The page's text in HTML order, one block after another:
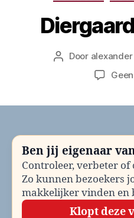
Berichtauteur
Door alexander
Ben jij eigenaar
Controleer, verbeter
Zo kunnen bezoekers
makkelijker vinden en
Klopt deze